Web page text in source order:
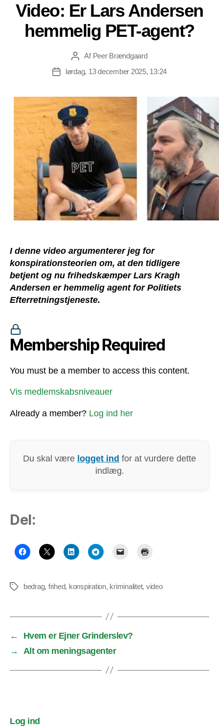
Video: Er Lars Andersen
hemmelig PET-agent?
Indlægsforfatter
Af Peer Brændgaard
Indlægsdato
lørdag, 13 december 2025, 13:24
I denne video argumenterer jeg for
konspirationsteorien om, at den tidligere
betjent og nu frihedskæmper Lars Kragh
Andersen er hemmelig agent for Politiets
Efterretningstjeneste.
Membership Required
You must be a member to access this content.
Vis medlemskabsniveauer
Already a member? Log ind her
Du skal være logget ind for at vurdere dette
indlæg.
Del:
Tags bedrag, frihed, konspiration, kriminalitet, video
←
Hvem er Ejner Grinderslev?
→
Alt om meningsagenter
Log ind